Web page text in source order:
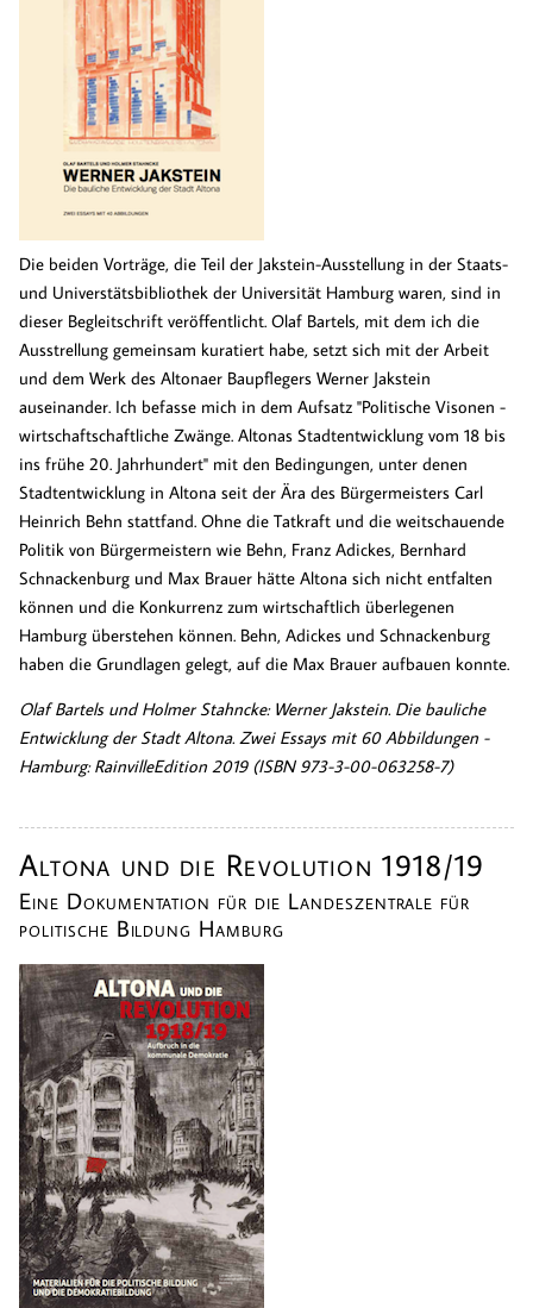
Die beiden Vorträge, die Teil der Jakstein-Ausstellung in der Staats-
und Universtätsbibliothek der Universität Hamburg waren, sind in
dieser Begleitschrift veröffentlicht. Olaf Bartels, mit dem ich die
Ausstrellung gemeinsam kuratiert habe, setzt sich mit der Arbeit
und dem Werk des Altonaer Baupflegers Werner Jakstein
auseinander. Ich befasse mich in dem Aufsatz "Politische Visonen -
wirtschaftschaftliche Zwänge. Altonas Stadtentwicklung vom 18 bis
ins frühe 20. Jahrhundert" mit den Bedingungen, unter denen
Stadtentwicklung in Altona seit der Ära des Bürgermeisters Carl
Heinrich Behn stattfand. Ohne die Tatkraft und die weitschauende
Politik von Bürgermeistern wie Behn, Franz Adickes, Bernhard
Schnackenburg und Max Brauer hätte Altona sich nicht entfalten
können und die Konkurrenz zum wirtschaftlich überlegenen
Hamburg überstehen können. Behn, Adickes und Schnackenburg
haben die Grundlagen gelegt, auf die Max Brauer aufbauen konnte.
Olaf Bartels und Holmer Stahncke: Werner Jakstein. Die bauliche
Entwicklung der Stadt Altona. Zwei Essays mit 60 Abbildungen -
Hamburg: RainvilleEdition 2019 (ISBN 973-3-00-063258-7)
Altona und die Revolution 1918/19
Eine Dokumentation für die Landeszentrale für
politische Bildung Hamburg